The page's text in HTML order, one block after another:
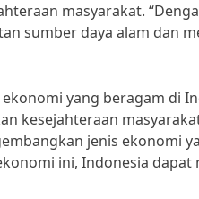
masyarakat.
sumber daya alam dan
yang beragam di
kesejahteraan
jenis ekonomi
ini, Indonesia